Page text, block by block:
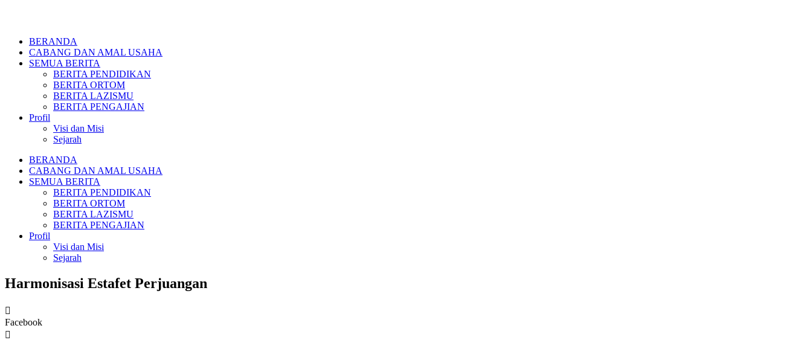
BERANDA
CABANG DAN AMAL USAHA
SEMUA BERITA
BERITA PENDIDIKAN
BERITA ORTOM
BERITA LAZISMU
BERITA PENGAJIAN
Profil
Visi dan Misi
Sejarah
BERANDA
CABANG DAN AMAL USAHA
SEMUA BERITA
BERITA PENDIDIKAN
BERITA ORTOM
BERITA LAZISMU
BERITA PENGAJIAN
Profil
Visi dan Misi
Sejarah
Harmonisasi Estafet Perjuangan
Facebook